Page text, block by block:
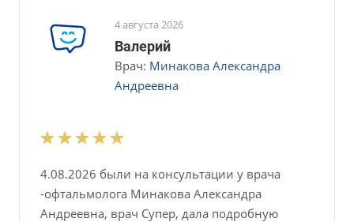
4 августа 2026
Валерий
Врач: Минакова Александра
Андреевна
4.08.2026 были на консультации у врача
-офтальмолога Минакова Александра
Андреевна, врач Супер, дала подробную